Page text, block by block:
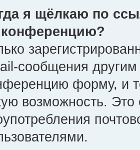
я щёлкаю по
конференцию?
сообщения
форму, и
возможность. Это